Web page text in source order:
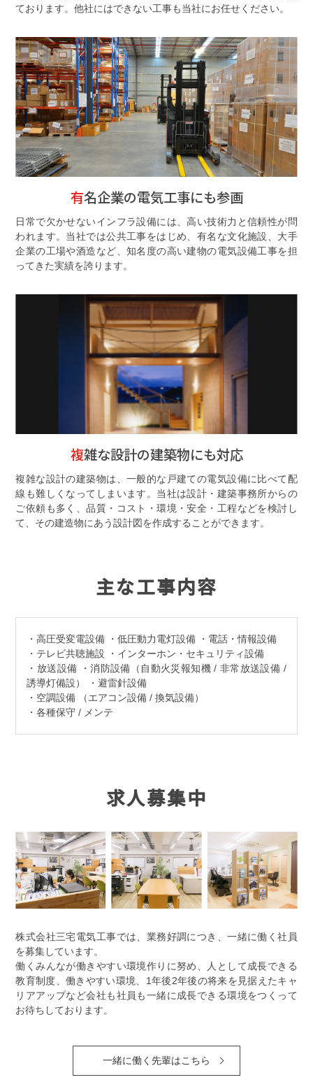
ております。他社にはできない工事も当社にお任せください。
有名企業の電気工事にも参画
日常で欠かせないインフラ設備には、高い技術力と信頼性が問
われます。当社では公共工事をはじめ、有名な文化施設、大手
企業の工場や酒造など、知名度の高い建物の電気設備工事を担
ってきた実績を誇ります。
複雑な設計の建築物にも対応
複雑な設計の建築物は、一般的な戸建ての電気設備に比べて配
線も難しくなってしまいます。当社は設計・建築事務所からの
ご依頼も多く、品質・コスト・環境・安全・工程などを検討し
て、その建造物にあう設計図を作成することができます。
主な工事内容
・高圧受変電設備 ・低圧動力電灯設備 ・電話・情報設備
・テレビ共聴施設 ・インターホン・セキュリティ設備
・放送設備 ・消防設備（自動火災報知機 / 非常放送設備 /
誘導灯備設） ・避雷針設備
・空調設備 （エアコン設備 / 換気設備）
・各種保守 / メンテ
求人募集中
株式会社三宅電気工事では、業務好調につき、一緒に働く社員
を募集しています。
働くみんなが働きやすい環境作りに努め、人として成長できる
教育制度、働きやすい環境、1年後2年後の将来を見据えたキャ
リアアップなど会社も社員も一緒に成長できる環境をつくって
お待ちしております。
一緒に働く先輩はこちら